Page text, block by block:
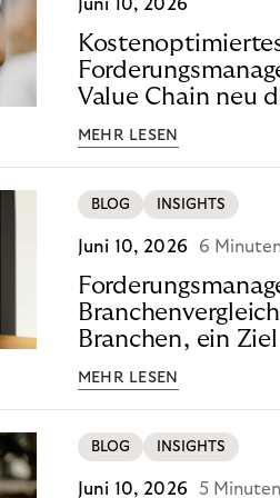
Juni 10, 2026
Value Chain neu
MEHR LESEN
BLOG INSIGHTS
Juni 10, 2026 6
Branchen, ein Ziel
MEHR LESEN
BLOG INSIGHTS
Juni 10, 2026 5 Minuten